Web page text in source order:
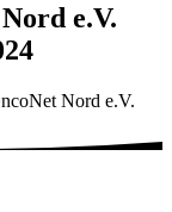
e.V.
Nord e.V.